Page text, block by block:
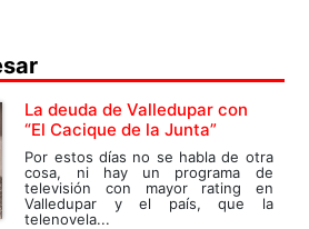
La deuda de Valledupar con
“El Cacique de la Junta”
Por estos días no se habla de otra
cosa, ni hay un programa de
televisión con mayor rating en
Valledupar y el país, que la
telenovela...